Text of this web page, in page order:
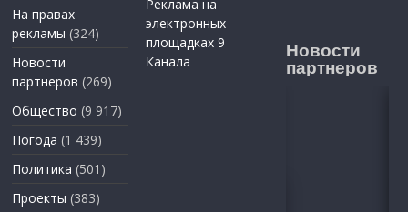
На правах
рекламы (324)
Новости
партнеров (269)
Общество (9 917)
Погода (1 439)
Политика (501)
Проекты (383)
Реклама на
электронных
площадках 9
Канала
Новости
партнеров